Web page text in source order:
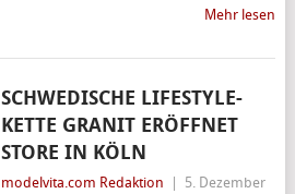
Mehr lesen
SCHWEDISCHE LIFESTYLE-
KETTE GRANIT ERÖFFNET
STORE IN KÖLN
modelvita.com Redaktion 5. Dezember